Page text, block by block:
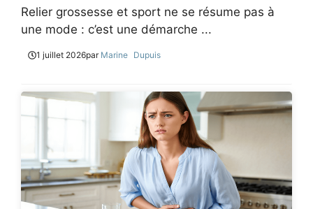
Relier grossesse et sport ne se résume pas à
une mode : c’est une démarche ...
1 juillet 2026par Marine Dupuis